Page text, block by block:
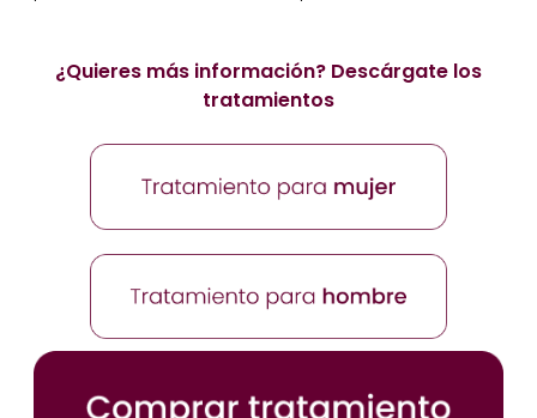
¿Quieres más información? Descárgate los
tratamientos